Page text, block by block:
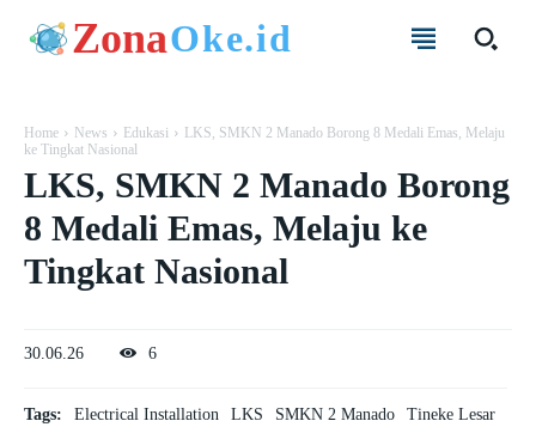
ZonaOke.id
Home News Edukasi
LKS, SMKN 2 Manado Borong 8 Medali Emas, Melaju
ke Tingkat Nasional
LKS, SMKN 2 Manado Borong
8 Medali Emas, Melaju ke
Tingkat Nasional
30.06.26 6
Tags: Electrical Installation LKS SMKN 2 Manado Tineke Lesar